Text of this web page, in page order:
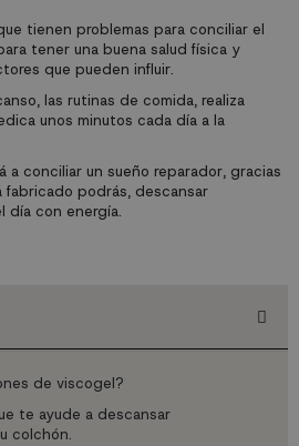
tienen problemas para conciliar el
tener una buena salud física y
que pueden influir.
las rutinas de comida, realiza
unos minutos cada día a la
a conciliar un sueño reparador, gracias
podrás, descansar
día con energía.
de viscogel?
te ayude a descansar
colchón.